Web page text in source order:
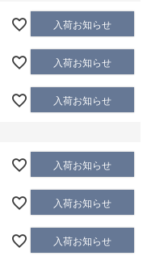
入荷お知らせ
入荷お知らせ
入荷お知らせ
入荷お知らせ
入荷お知らせ
入荷お知らせ